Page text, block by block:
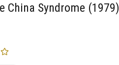
Syndrome (1979)